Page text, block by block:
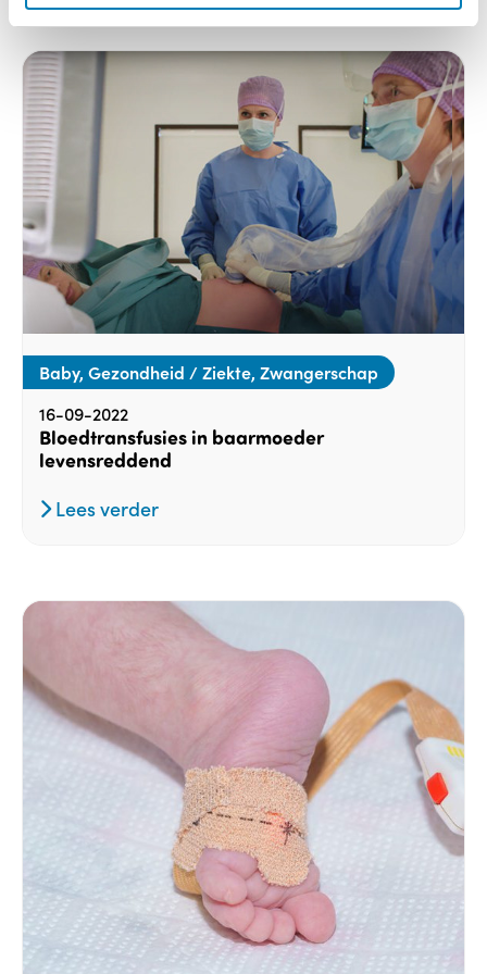
Baby, Gezondheid / Ziekte, Zwangerschap
16-09-2022
Bloedtransfusies in baarmoeder
levensreddend
Lees verder